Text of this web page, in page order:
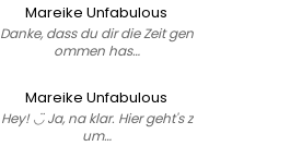
Mareike Unfabulous
Danke, dass du dir die Zeit gen
ommen has…
Mareike Unfabulous
Hey! ◡̈ Ja, na klar. Hier geht's z
um…